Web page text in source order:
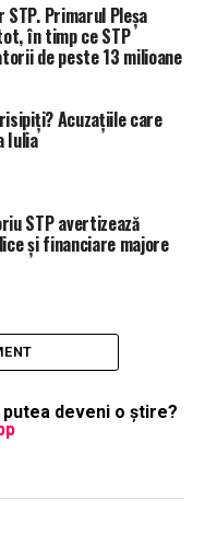
Primarul Pleșa
în timp ce STP
de peste 13 milioane
Acuzațiile care
Iulia
STP avertizează
şi financiare majore
deveni o ştire?